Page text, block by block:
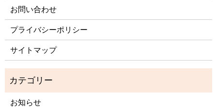
お問い合わせ
プライバシーポリシー
サイトマップ
お知らせ